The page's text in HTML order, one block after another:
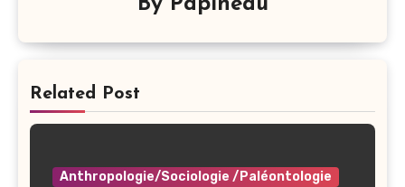
By Papineau
Related Post
Anthropologie/Sociologie /Paléontologie